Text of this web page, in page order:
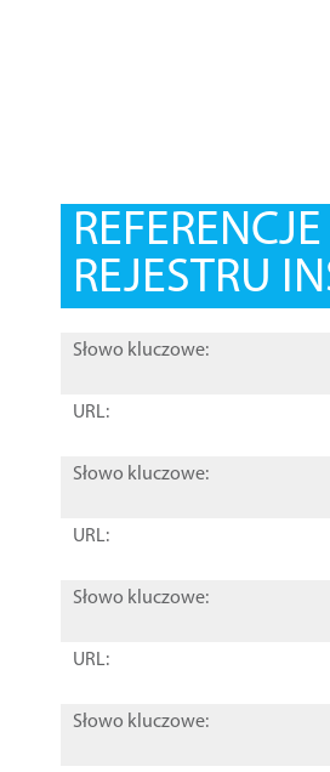
REJESTRU
Słowo kluczowe:
URL:
Słowo kluczowe:
URL:
Słowo kluczowe:
URL:
Słowo kluczowe: